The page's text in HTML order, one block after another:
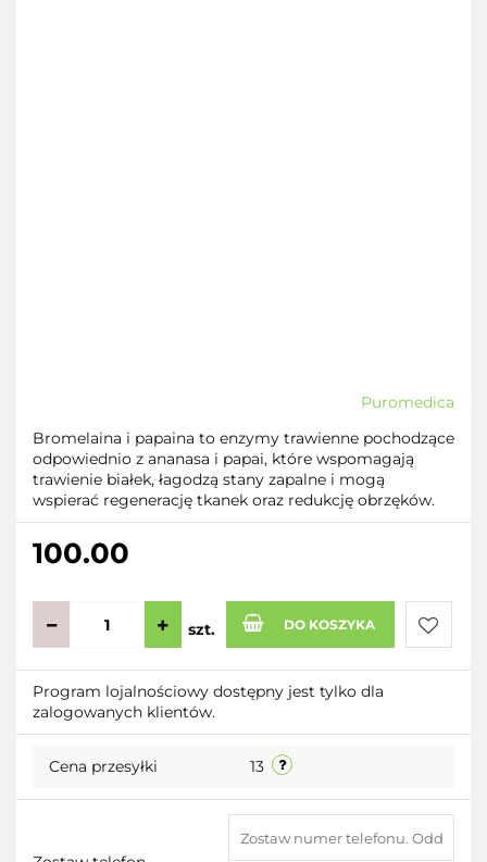
Puromedica
Bromelaina i papaina to enzymy trawienne pochodzące
odpowiednio z ananasa i papai, które wspomagają
trawienie białek, łagodzą stany zapalne i mogą
wspierać regenerację tkanek oraz redukcję obrzęków.
100.00
szt. DO KOSZYKA
Do
Program lojalnościowy dostępny jest tylko dla
zalogowanych klientów.
Cena przesyłki 13